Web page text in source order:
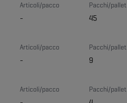
Articoli/pacco
-
Pacchi/pallet
45
Articoli/pacco
-
Pacchi/pallet
9
Articoli/pacco Pacchi/pallet